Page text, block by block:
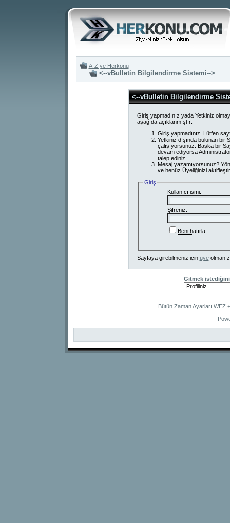
A-Z ye Herkonu
<--vBulletin Bilgilendirme Sistemi-->
<--vBulletin Bilgilendirme
Giriş yapmadınız yada Yetkiniz
aşağıda açıklanmıştır:
Giriş yapmadınız. Lütfen
Yetkiniz dışında bulunan
çalışıyorsunuz. Başka bir
devam ediyorsa
talep ediniz.
Mesaj yazamıyorsunuz?
ve henüz Üyeliğinizi
Giriş
Kullanıcı ismi:
Şifreniz:
Beni hatırla
Sayfaya girebilmeniz için üye
Gitmek
Bütün Zaman Ayarları WEZ